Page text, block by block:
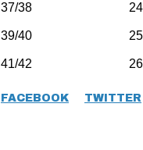
37/38 24
39/40 25
41/42 26
FACEBOOK TWITTER